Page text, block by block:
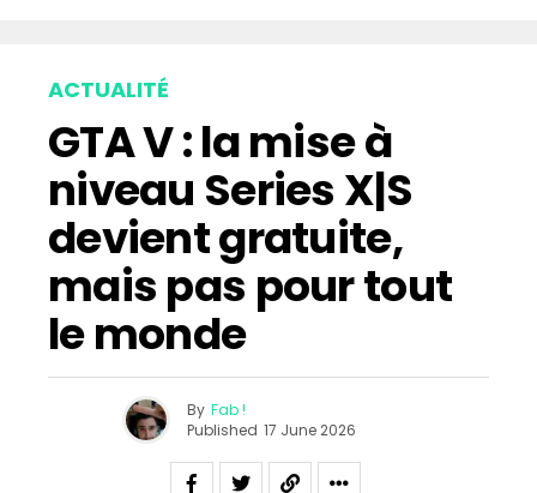
ACTUALITÉ
GTA V : la mise à
niveau Series X|S
devient gratuite,
mais pas pour tout
le monde
By Fab !
Published 17 June 2026